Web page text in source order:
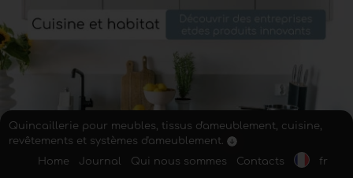
Quincaillerie pour meubles, tissus d'ameublement, cuisine,
revêtements et systèmes d'ameublement.
Home
Journal Qui nous sommes Contacts fr